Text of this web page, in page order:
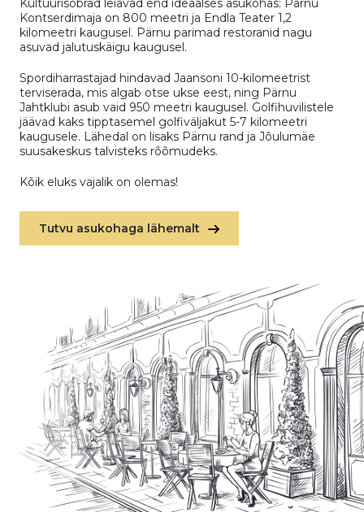
Kultuurisõbrad leiavad end ideaalses asukohas: Pärnu
Kontserdimaja on 800 meetri ja Endla Teater 1,2
kilomeetri kaugusel. Pärnu parimad restoranid nagu
asuvad jalutuskäigu kaugusel.
Spordiharrastajad hindavad Jaansoni 10-kilomeetrist
terviserada, mis algab otse ukse eest, ning Pärnu
Jahtklubi asub vaid 950 meetri kaugusel. Golfihuvilistele
jäävad kaks tipptasemel golfiväljakut 5-7 kilomeetri
kaugusele. Lähedal on lisaks Pärnu rand ja Jõulumäe
suusakeskus talvisteks rõõmudeks.
Kõik eluks vajalik on olemas!
Tutvu asukohaga lähemalt